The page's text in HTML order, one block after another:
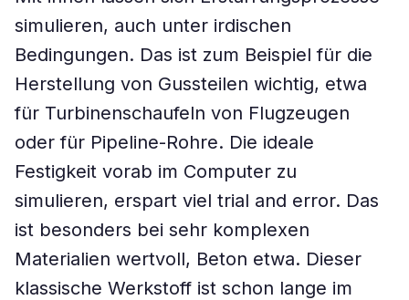
simulieren, auch unter irdischen
Bedingungen. Das ist zum Beispiel für die
Herstellung von Gussteilen wichtig, etwa
für Turbinenschaufeln von Flugzeugen
oder für Pipeline-Rohre. Die ideale
Festigkeit vorab im Computer zu
simulieren, erspart viel trial and error. Das
ist besonders bei sehr komplexen
Materialien wertvoll, Beton etwa. Dieser
klassische Werkstoff ist schon lange im